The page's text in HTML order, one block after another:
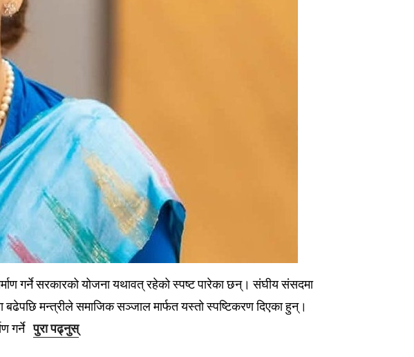
गर्ने सरकारको योजना यथावत् रहेको स्पष्ट पारेका छन्। संघीय संसदमा
बढेपछि मन्त्रीले समाजिक सञ्जाल मार्फत यस्तो स्पष्टिकरण दिएका हुन्।
गर्नेपुरा पढ्नुस्